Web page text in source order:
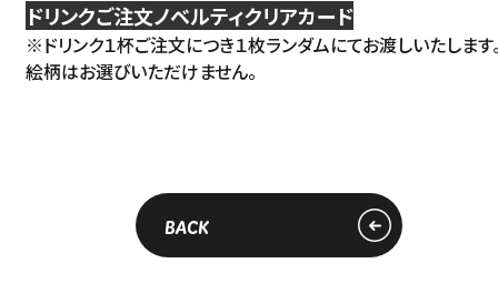
ドリンクご注文ノベルティクリアカード
※ドリンク１杯ご注文につき１枚ランダムにてお渡しいたしま
絵柄はお選びいただけません。
BACK